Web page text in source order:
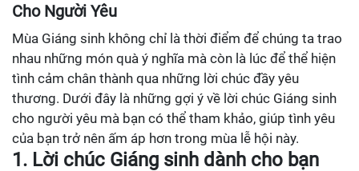
Cho Người Yêu
Mùa Giáng sinh không chỉ là thời điểm để chúng ta trao
nhau những món quà ý nghĩa mà còn là lúc để thể hiện
tình cảm chân thành qua những lời chúc đầy yêu
thương. Dưới đây là những gợi ý về lời chúc Giáng sinh
cho người yêu mà bạn có thể tham khảo, giúp tình yêu
của bạn trở nên ấm áp hơn trong mùa lễ hội này.
1. Lời chúc Giáng sinh dành cho bạn